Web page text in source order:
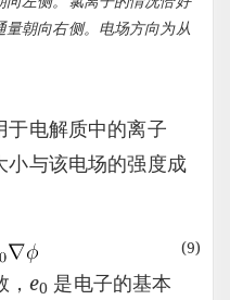
朝向右侧。电场方向为从
于电解质中的离子
小与该电场的强度成
(9)
e0 是电子的基本